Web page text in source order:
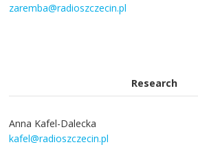
zaremba@radioszczecin.pl
Research
Anna Kafel-Dalecka
kafel@radioszczecin.pl